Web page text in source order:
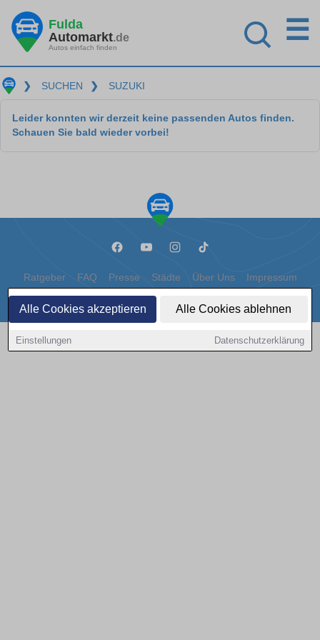
Alle Cookies akzeptieren Alle Cookies ablehnen
Einstellungen Datenschutzerklärung
Fulda
Automarkt.de
Autos einfach finden
☰
❯ SUCHEN ❯ SUZUKI
Leider konnten wir derzeit keine passenden Autos finden.
Schauen Sie bald wieder vorbei!
Ratgeber FAQ Presse Städte Über Uns Impressum
Datenschutz Cookies
Copyright © 2000 - 2026 | 1A Infosysteme GmbH | Content by: 1a-sites-autos